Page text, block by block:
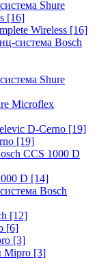
Shure
[16]
Wireless [16]
система Bosch
Shure
Microflex
D-Cerno [19]
[19]
CCS 1000 D
D [14]
Bosch
[12]
[6]
[3]
Mipro [3]